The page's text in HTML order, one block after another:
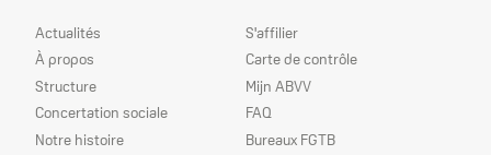
Plan
du
site
Actualités
À propos
Structure
Concertation sociale
Notre histoire
Nos
services
S'affilier
Carte de contrôle
Mijn ABVV
FAQ
Bureaux FGTB